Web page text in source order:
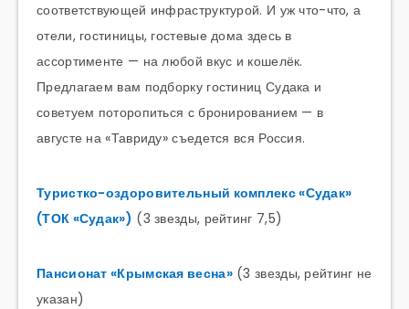
соответствующей инфраструктурой. И уж что-что, а
отели, гостиницы, гостевые дома здесь в
ассортименте — на любой вкус и кошелёк.
Предлагаем вам подборку гостиниц Судака и
советуем поторопиться с бронированием — в
августе на «Тавриду» съедется вся Россия.
Туристко-оздоровительный комплекс «Судак»
(ТОК «Судак») (3 звезды, рейтинг 7,5)
Пансионат «Крымская весна»(3 звезды, рейтинг не
указан)